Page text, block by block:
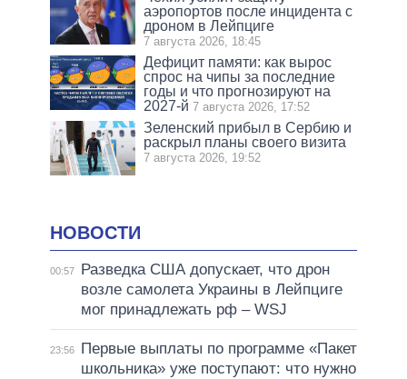
аэропортов после инцидента с
дроном в Лейпциге
7 августа 2026, 18:45
Дефицит памяти: как вырос
спрос на чипы за последние
годы и что прогнозируют на
2027-й 7 августа 2026, 17:52
Зеленский прибыл в Сербию и
раскрыл планы своего визита
7 августа 2026, 19:52
НОВОСТИ
00:57
Разведка США допускает, что дрон
возле самолета Украины в Лейпциге
мог принадлежать рф – WSJ
23:56
Первые выплаты по программе «Пакет
школьника» уже поступают: что нужно